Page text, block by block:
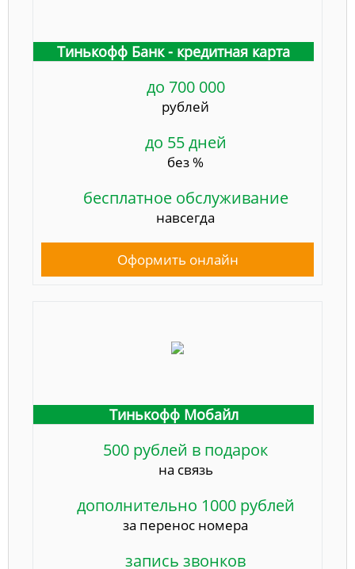
Тинькофф Банк - кредитная карта
до 700 000
рублей
до 55 дней
без %
бесплатное обслуживание
навсегда
Оформить онлайн
Тинькофф Мобайл
500 рублей в подарок
на связь
дополнительно 1000 рублей
за перенос номера
запись звонков